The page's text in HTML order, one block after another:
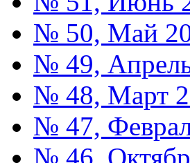
№ 50, Май
№ 49,
№ 48, Март
№ 47,